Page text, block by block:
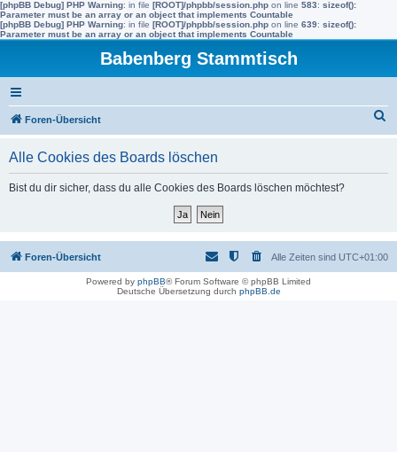
[phpBB Debug] PHP Warning: in file [ROOT]/phpbb/session.php on line 583: sizeof():
Parameter must be an array or an object that implements Countable
[phpBB Debug] PHP Warning: in file [ROOT]/phpbb/session.php on line 639: sizeof():
Parameter must be an array or an object that implements Countable
Babenberg Stammtisch
Foren-Übersicht
Alle Cookies des Boards löschen
Bist du dir sicher, dass du alle Cookies des Boards löschen möchtest?
Foren-Übersicht Alle Zeiten sind UTC+01:00
Powered by phpBB® Forum Software © phpBB Limited
Deutsche Übersetzung durch phpBB.de